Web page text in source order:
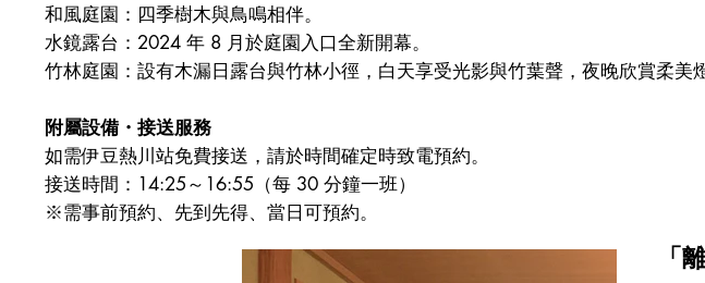
和風庭園：四季樹木與鳥鳴相伴。
水鏡露台：2024 年 8 月於庭園入口全新開幕。
竹林庭園：設有木漏日露台與竹林小徑，白天享受光影與竹葉聲，夜晚欣賞柔美
附屬設備・接送服務
如需伊豆熱川站免費接送，請於時間確定時致電預約。
接送時間：14:25～16:55（每 30 分鐘一班）
※需事前預約、先到先得、當日可預約。
「